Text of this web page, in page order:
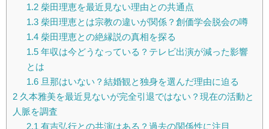
1.2柴田理恵を最近見ない理由との共通点
1.3柴田理恵とは宗教の違いが関係？創価学会脱会の噂
1.4柴田理恵との絶縁説の真相を探る
1.5年収は今どうなっている？テレビ出演が減った影響
とは
1.6旦那はいない？結婚観と独身を選んだ理由に迫る
2 久本雅美を最近見ないが完全引退ではない？現在の活動と
人脈を調査
2.1 有吉弘行との共演はある？過去の関係性に注目